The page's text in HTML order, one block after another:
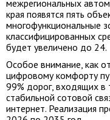
межрегиональных
края появятся пять
многофункциональные
классифицированных
будет увеличено до 24.
Особое внимание, как
цифровому комфорту
99% дорог, входящих в
стабильной сотовой
интернет. Реализация